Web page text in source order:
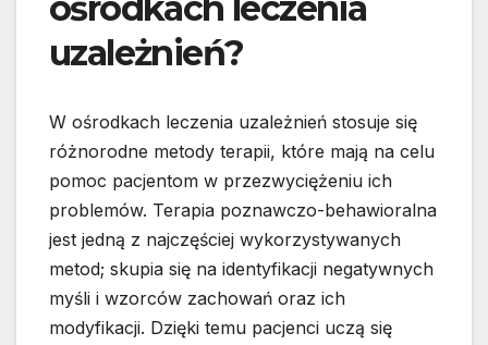
ośrodkach leczenia
uzależnień?
W ośrodkach leczenia uzależnień stosuje się
różnorodne metody terapii, które mają na celu
pomoc pacjentom w przezwyciężeniu ich
problemów. Terapia poznawczo-behawioralna
jest jedną z najczęściej wykorzystywanych
metod; skupia się na identyfikacji negatywnych
myśli i wzorców zachowań oraz ich
modyfikacji. Dzięki temu pacjenci uczą się